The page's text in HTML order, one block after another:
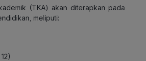
(TKA) akan diterapkan pada
meliputi: